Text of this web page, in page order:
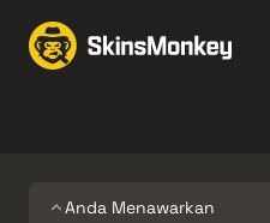
Anda Menawarkan